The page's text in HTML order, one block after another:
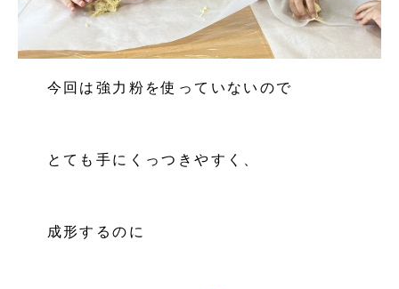
今回は強力粉を使っていないので
とても手にくっつきやすく、
成形するのに